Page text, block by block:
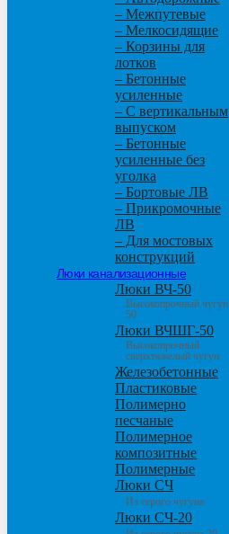
– Межпутевые
– Мелкосидящие
– Корзины для
лотков
– Бетонные
усиленные
– С вертикальным
выпуском
– Бетонные
усиленные без
уголка
– Бортовые ЛВ
– Прикромочные
ЛВ
– Для мостовых
конструкций
Люки канализационные
Люки ВЧ-50
Высокопрочный чугун
50
Люки ВЧШГ-50
Высокопрочный
сверхтяжелый чугун
Железобетонные
Пластиковые
Полимерно
песчаные
Полимерное
композитные
Полимерные
Люки СЧ
Из серого чугуна
Люки СЧ-20